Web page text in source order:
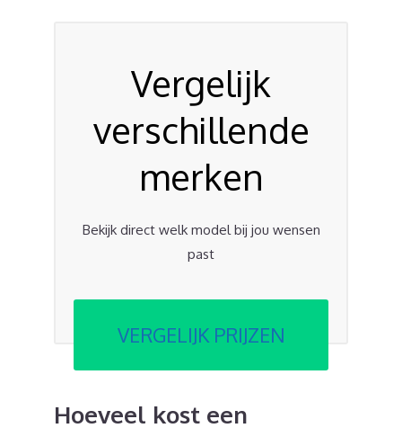
Vergelijk
verschillende
merken
Bekijk direct welk model bij jou wensen
past
VERGELIJK PRIJZEN
Hoeveel kost een